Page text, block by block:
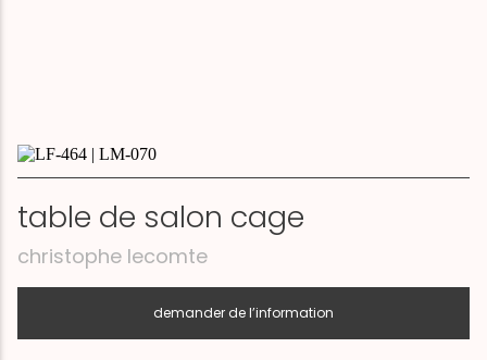
table de salon cage
christophe lecomte
demander de l’information